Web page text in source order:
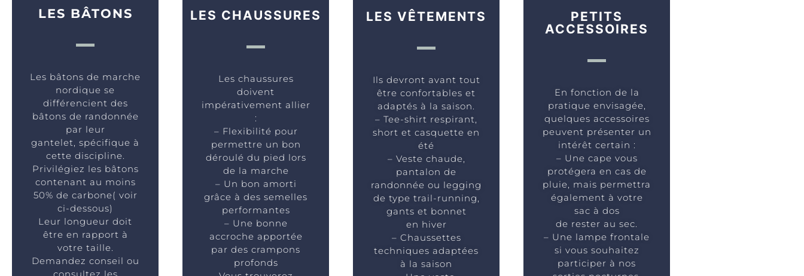
LES BÂTONS
Les bâtons de marche
nordique se
différencient des
bâtons de randonnée
par leur
gantelet, spécifique à
cette discipline.
Privilégiez les bâtons
contenant au moins
50% de carbone( voir
ci-dessous)
Leur longueur doit
être en rapport à
votre taille.
Demandez conseil ou
LES CHAUSSURES
Les chaussures
doivent
impérativement allier
:
– Flexibilité pour
permettre un bon
déroulé du pied lors
de la marche
– Un bon amorti
grâce à des semelles
performantes
– Une bonne
accroche apportée
par des crampons
profonds
LES VÊTEMENTS
Ils devront avant tout
être confortables et
adaptés à la saison.
– Tee-shirt respirant,
short et casquette en
été
– Veste chaude,
pantalon de
randonnée ou legging
de type trail-running,
gants et bonnet
en hiver
– Chaussettes
techniques adaptées
à la saison
PETITS
ACCESSOIRES
En fonction de la
pratique envisagée,
quelques accessoires
peuvent présenter un
intérêt certain :
– Une cape vous
protégera en cas de
pluie, mais permettra
également à votre
sac à dos
de rester au sec.
– Une lampe frontale
si vous souhaitez
participer à nos